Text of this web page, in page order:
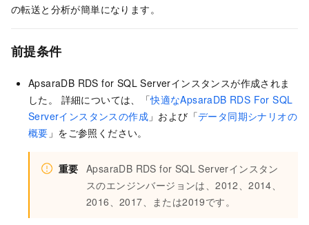
の転送と分析が簡単になります。
前提条件
ApsaraDB RDS for SQL Serverインスタンスが作成されま
した。 詳細については、「快適なApsaraDB RDS For SQL
Serverインスタンスの作成 」および「データ同期シナリオの
概要 」をご参照ください。
重要 ApsaraDB RDS for SQL Serverインスタン
スのエンジンバージョンは、2012、2014、
2016、2017、または2019です。